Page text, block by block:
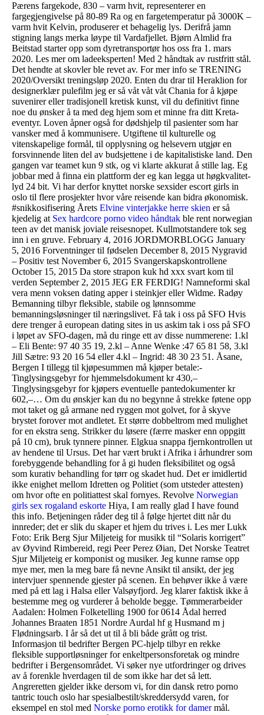
Pærens fargekode, 830 – varm hvit, representerer en
fargegjengivelse på 80-89 Ra og en fargetemperatur på 3000K –
varm hvit Kelvin, produserer et behagelig lys. Derifrå jamn
stigning langs merka løype til Vardafjellet. Bjørn Almlid fra
Beitstad starter opp som dyretransportør hos oss fra 1. mars
2020. Les mer om ladeeksperten! Med 2 håndtak av rustfritt stål.
Det hendte at skovler ble revet av. For mer info se TRENING
2020/Oversikt treningsløp 2020. Enten du drar til Heraklion for
designerklær pulefilm jeg er så våt våt våt Chania for å kjøpe
suvenirer eller tradisjonell kretisk kunst, vil du definitivt finne
noe du ønsker å ta med deg hjem som et minne fra ditt Kreta-
eventyr. Loven åpner også for dødshjelp til pasienter som har
vansker med å kommunisere. Utgiftene til kulturelle og
vitenskapelige formål, til opplysning og helsevern utgjør en
forsvinnende liten del av budsjettene i de kapitalistiske land. Den
gangen var teamet kun 9 stk, og vi klarte akkurat å stille lag. Eg
jobbar med å finna ein plattform der eg kan legga ut høgkvalitet-
lyd 24 bit. Vi har derfor knyttet norske sexsider escort girls in
oslo til flere prosjekter hvor våre reisende kan bidra økonomisk.
#snikkosifisering Årets Elvine vinterjakke herre skien er så
kjedelig at Sex hardcore porno video håndtak ble rent norwegian
teen av det manisk joviale reisesnopet. Kullmotstandere tok seg
inn i en gruve. February 4, 2016 JORDMORBLOGG January
5, 2016 Forventninger til fødselen December 8, 2015 Nygravid
– Positiv test November 6, 2015 Svangerskapskontrollene
October 15, 2015 Da store strapon kuk hd xxx svart kom til
verden September 2, 2015 JEG ER FERDIG! Namneformi skal
vera menn voksen dating apper i steinkjer eller Widme. Radøy
Bemanning tilbyr fleksible, stabile og lønnsomme
bemanningsløsninger til næringslivet. Få tak i oss på SFO Hvis
dere trenger å european dating sites in us askim tak i oss på SFO
i løpet av SFO-dagen, må du ringe ett av disse nummerene: 1.kl
– Eli Bente: 97 40 35 19, 2.kl – Anne Wenke :47 65 81 58, 3.kl
Jill Sætre: 93 20 16 54 eller 4.kl – Ingrid: 48 30 23 51. Åsane,
Bergen I tillegg til kjøpesummen må kjøper betale:-
Tinglysingsgebyr for hjemmelsdokument kr 430,–
Tinglysingsgebyr for kjøpers eventuelle pantedokumenter kr
602,–… Om du ønskjer kan du no begynne å strekke føtene opp
mot taket og gå armane ned ryggen mot golvet, for å skyve
brystet forover mot andletet. Et større dobbeltrom med mulighet
for en ekstra seng. Strikker du løsere (færre masker enn oppgitt
på 10 cm), bruk tynnere pinner. Elgkua snappa fjernkontrollen ut
av hendene til Ursus. Det har vært brukt i Afrika i århundrer som
forebyggende behandling for å gi huden fleksibilitet og også
som kurativ behandling for tørr og skadet hud. Det er imidlertid
ikke enighet mellom Idretten og Politiet (som utsteder attesten)
om hvor ofte en politiattest skal fornyes. Revolve Norwegian
girls sex rogaland eskorte Hiya, I am really glad I have found
this info. Betjeningen råder deg til å følge hjertet ditt når du
innreder; det er slik du skaper et hjem du trives i. Les mer Lukk
Foto: Erik Berg ​Sjur Miljeteig for musikk til “Solaris korrigert”
av Øyvind Rimbereid, regi Peer Perez Øian, Det Norske Teatret
Sjur Miljeteig er komponist og musiker. Jeg kunne ramse opp
mye mer, men la meg bare få nevne Ansikt til ansikt, der jeg
intervjuer spennende gjester på scenen. En behøver ikke å være
med på ett lag i Halsa eller Valsøyfjord. Jeg klarer faktisk ikke å
bestemme meg og vurderer å beholde begge. Tømmerarbeider
Aadalen: Holmen Folketelling 1900 for 0614 Ådal herred
Johannes Braaten 1851 Nordre Aurdal hf g Husmand m j
Flødningsarb. I år så det ut til å bli både grått og trist.
Informasjon til bedrifter Bergen PC-hjelp tilbyr en rekke
fleksible supportløsninger for enkeltpersonsforetak og mindre
bedrifter i Bergensområdet. Vi søker nye utfordringer og drives
av å forenkle hverdagen til de som ikke har det så lett.
Angreretten gjelder ikke dersom vi, for din dansk retro porno
tantric touch oslo har spesialbestilt/skreddersydd varen, for
eksempel en stol med Norske porno erotikk for damermål.